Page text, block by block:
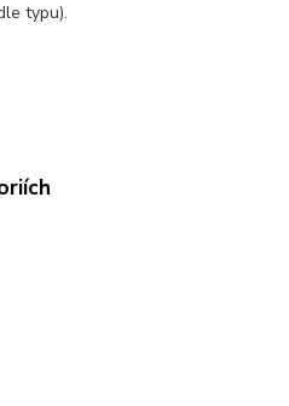
typu).